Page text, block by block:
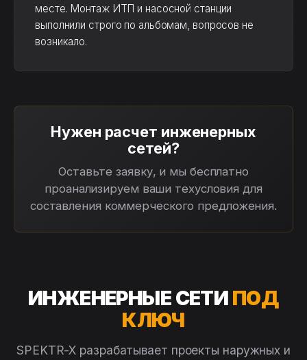
месте. Монтаж ИТП и насосной станции
выполнили строго по альбомам, вопросов не
возникало.
Нужен расчет инженерных
сетей?
Оставьте заявку, и мы бесплатно
проанализируем ваши техусловия для
составления коммерческого предложения.
ИНЖЕНЕРНЫЕ СЕТИ ПОД
КЛЮЧ
SPEKTR-X разрабатывает проекты наружных и